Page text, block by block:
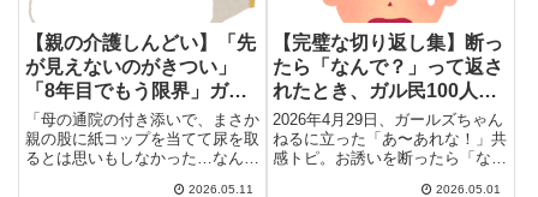
【親の介護しんどい】「先
が見えないのがきつい」
「8年目でもう限界」ガル
民の本音まとめ｜娘だけ丸
投げ・兄弟格差・お金の現
実
「母の通院の付き添いで、まさか
親の股に紙コップを当てて尿を取
るとは思いもしなかった…なんと
2026.05.11
【完璧な切り返し集】断っ
たら「なんで？」って返さ
れたとき、ガル民100人が
出した模範解答
2026年4月29日、ガールズちゃん
ねるに立った「あ〜あれな！」共
感トピ。お誘いを断ったら「なん
2026.05.01